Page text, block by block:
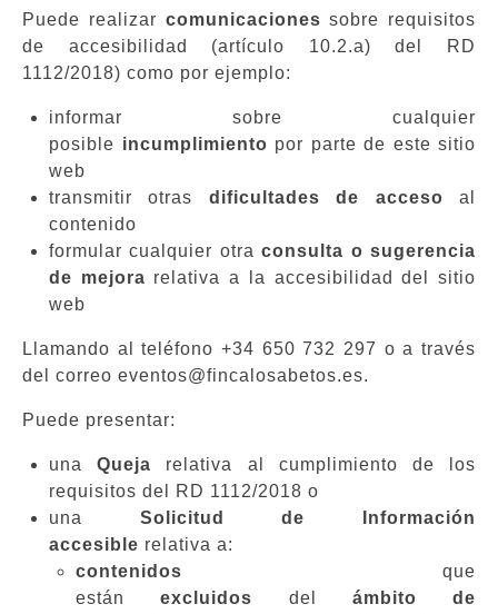
Puede realizar comunicaciones sobre requisitos
de accesibilidad (artículo 10.2.a) del RD
1112/2018) como por ejemplo:
informar sobre cualquier
posible incumplimiento por parte de este sitio
web
transmitir otras dificultades de acceso al
contenido
formular cualquier otraconsulta o sugerencia
de mejora relativa a la accesibilidad del sitio
web
Llamando al teléfono +34 650 732 297 o a través
del correo eventos@fincalosabetos.es.
Puede presentar:
unaQueja relativa al cumplimiento de los
requisitos del RD 1112/2018 o
una Solicitud de Información
accesible relativa a:
contenidos que
estánexcluidos del ámbito de